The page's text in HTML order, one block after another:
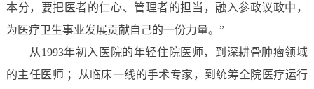
本分，要把医者的仁心、管理者的担当，融入参政议政中，
为医疗卫生事业发展贡献自己的一份力量。”
从1993年初入医院的年轻住院医师，到深耕骨肿瘤领域
的主任医师 ；从临床一线的手术专家，到统筹全院医疗运行